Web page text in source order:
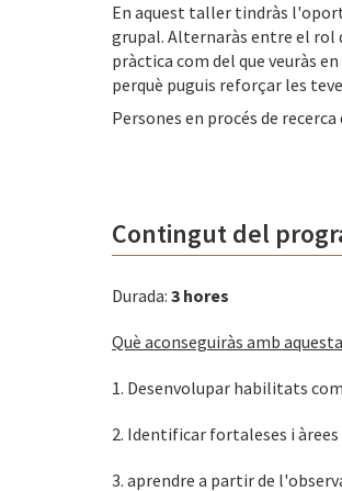
En aquest taller tindràs
grupal. Alternaràs entre el rol
pràctica com del que veuràs
perquè puguis reforçar les
Persones en procés de
Contingut del
Durada: 3 hores
Què aconseguiràs amb
1. Desenvolupar habilitats
2. Identificar fortaleses i
3. aprendre a partir de